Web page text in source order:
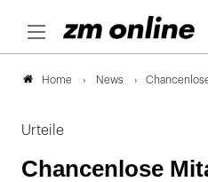
Home News
Urteile
Chancenlose